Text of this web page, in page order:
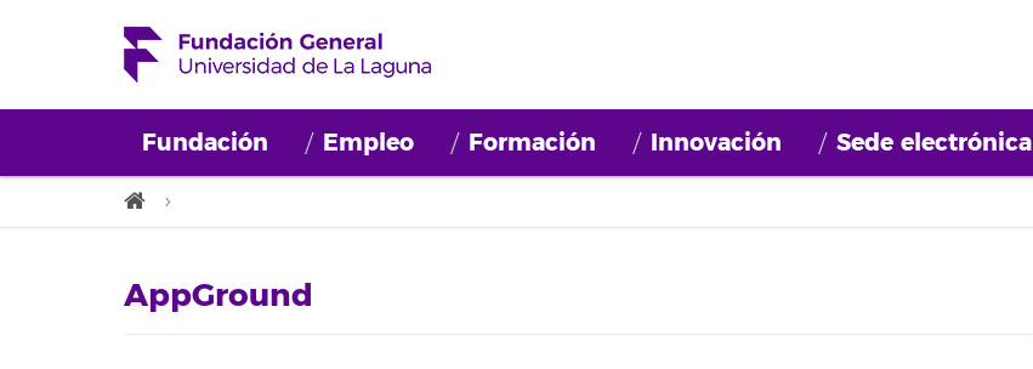
Fundación Empleo Formación Innovación Sede electrónica
AppGround